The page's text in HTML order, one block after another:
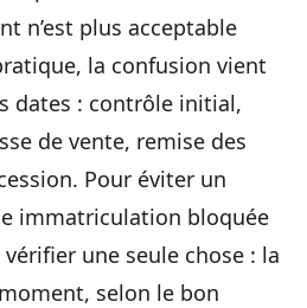
n’est plus acceptable
la confusion vient
dates : contrôle initial,
de vente, remise des
Pour éviter un
immatriculation bloquée
une seule chose : la
selon le bon